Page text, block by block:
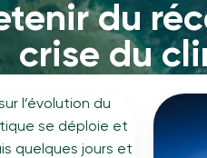
du
crise du
l’évolution du
se déploie et
quelques jours et